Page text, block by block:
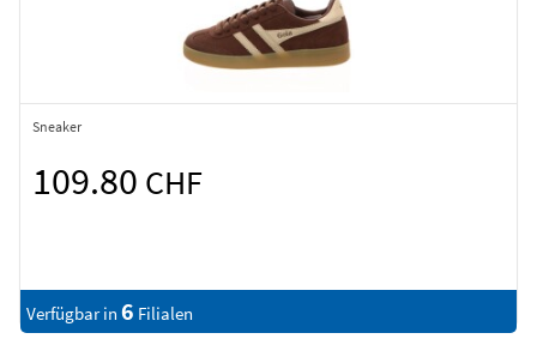
Sneaker
109.80 CHF
Verfügbar in 6 Filialen